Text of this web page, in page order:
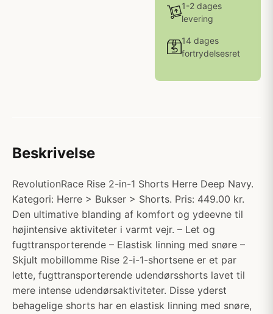
1-2 dages
levering
14 dages
fortrydelsesret
Beskrivelse
RevolutionRace Rise 2-in-1 Shorts Herre Deep Navy.
Kategori: Herre > Bukser > Shorts. Pris: 449.00 kr.
Den ultimative blanding af komfort og ydeevne til
højintensive aktiviteter i varmt vejr. – Let og
fugttransporterende – Elastisk linning med snøre –
Skjult mobillomme Rise 2-i-1-shortsene er et par
lette, fugttransporterende udendørsshorts lavet til
mere intense udendørsaktiviteter. Disse yderst
behagelige shorts har en elastisk linning med snøre,